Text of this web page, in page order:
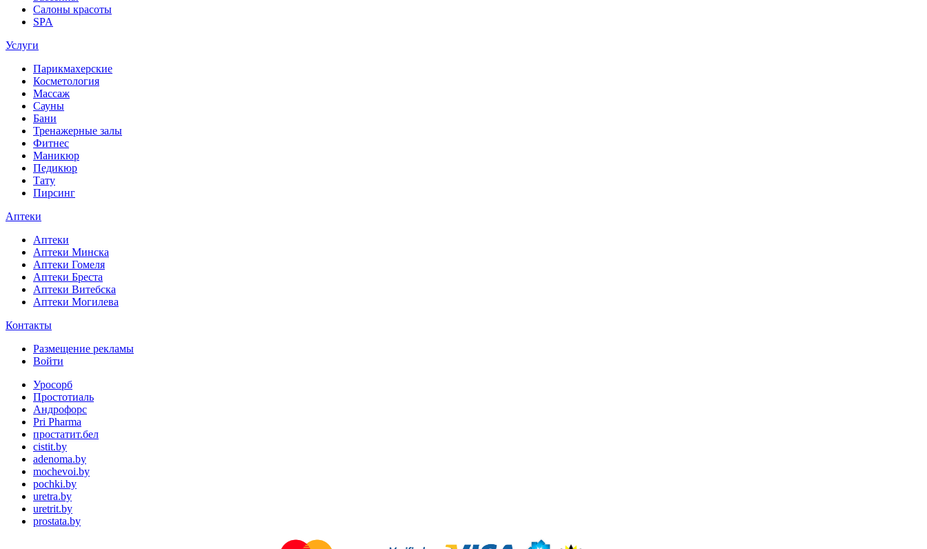
Салоны красоты
SPA
Услуги
Парикмахерские
Косметология
Массаж
Сауны
Бани
Тренажерные залы
Фитнес
Маникюр
Педикюр
Тату
Пирсинг
Аптеки
Аптеки
Аптеки Минска
Аптеки Гомеля
Аптеки Бреста
Аптеки Витебска
Аптеки Могилева
Контакты
Размещение рекламы
Войти
Уросорб
Простотиаль
Андрофорс
Pri Pharma
простатит.бел
cistit.by
adenoma.by
mochevoi.by
pochki.by
uretra.by
uretrit.by
prostata.by